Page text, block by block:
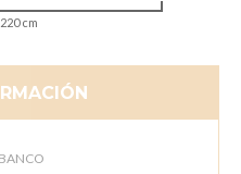
220 cm
BANCO